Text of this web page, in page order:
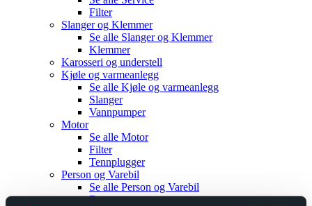
Filter
Slanger og Klemmer
Se alle Slanger og Klemmer
Klemmer
Karosseri og understell
Kjøle og varmeanlegg
Se alle Kjøle og varmeanlegg
Slanger
Vannpumper
Motor
Se alle Motor
Filter
Tennplugger
Person og Varebil
Se alle Person og Varebil
Brems